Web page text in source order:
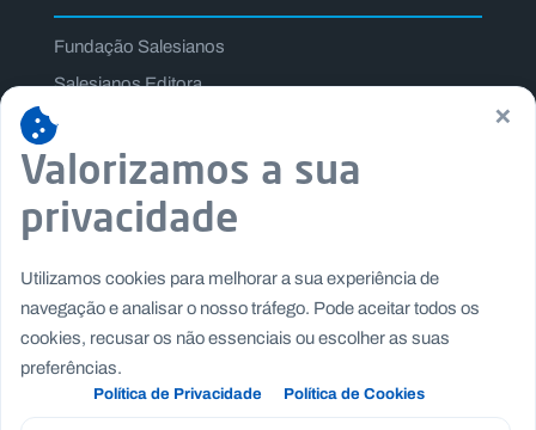
Fundação Salesianos
Salesianos Editora
Família Salesiana
Missão Dom Bosco
Jogos Nacionais Salesianos
×
Valorizamos a sua
privacidade
Utilizamos cookies para melhorar a sua experiência de
navegação e analisar o nosso tráfego. Pode aceitar todos os
cookies, recusar os não essenciais ou escolher as suas
preferências.
Política de Privacidade Política de Cookies